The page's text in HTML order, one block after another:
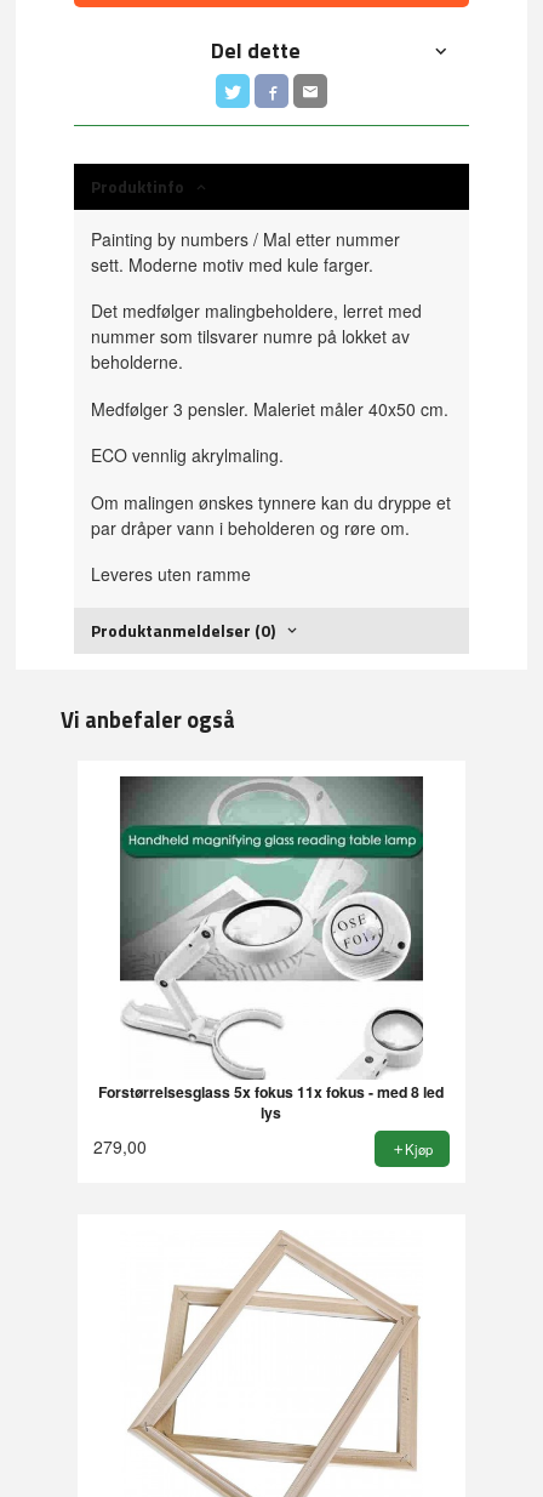
Del dette
Produktinfo
Painting by numbers / Mal etter nummer
sett. Moderne motiv med kule farger.
Det medfølger malingbeholdere, lerret med
nummer som tilsvarer numre på lokket av
beholderne.
Medfølger 3 pensler. Maleriet måler 40x50 cm.
ECO vennlig akrylmaling.
Om malingen ønskes tynnere kan du dryppe et
par dråper vann i beholderen og røre om.
Leveres uten ramme
Produktanmeldelser (0)
Vi anbefaler også
Forstørrelsesglass 5x fokus 11x fokus - med 8 led
lys
279,00 Kjøp